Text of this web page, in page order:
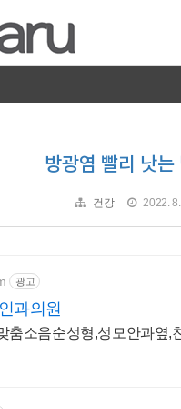
방광염 빨리 낫는
건강 2022.
광고
과의원
춤소음순성형,성모안과옆,